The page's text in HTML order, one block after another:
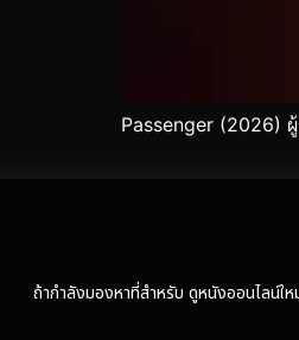
Passenger (2026)
ถ้ากำลังมองหาที่สำหรับ ดูหนังออนไลน์ใ